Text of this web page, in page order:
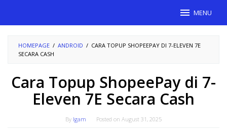
MENU
HOMEPAGE / ANDROID / CARA TOPUP SHOPEEPAY DI 7-ELEVEN 7E
SECARA CASH
Cara Topup ShopeePay di 7-
Eleven 7E Secara Cash
By Igam Posted on August 31, 2025